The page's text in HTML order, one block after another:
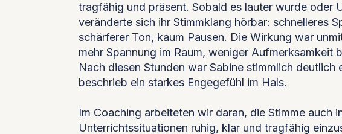
tragfähig und präsent. Sobald es lauter wurde oder
veränderte sich ihr Stimmklang hörbar: schnelleres
schärferer Ton, kaum Pausen. Die Wirkung war
mehr Spannung im Raum, weniger Aufmerksamkeit
Nach diesen Stunden war Sabine stimmlich deutlich
beschrieb ein starkes Engegefühl im Hals.
Im Coaching arbeiteten wir daran, die Stimme auch
Unterrichtssituationen ruhig, klar und tragfähig